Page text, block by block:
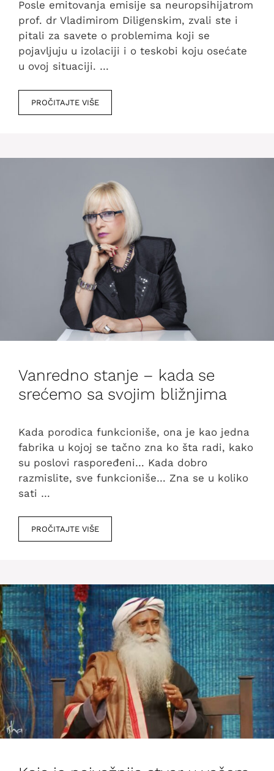
Posle emitovanja emisije sa neuropsihijatrom
prof. dr Vladimirom Diligenskim, zvali ste i
pitali za savete o problemima koji se
pojavljuju u izolaciji i o teskobi koju osećate
u ovoj situaciji. …
PROČITAJTE VIŠE
Vanredno stanje – kada se
srećemo sa svojim bližnjima
Kada porodica funkcioniše, ona je kao jedna
fabrika u kojoj se tačno zna ko šta radi, kako
su poslovi raspoređeni… Kada dobro
razmislite, sve funkcioniše… Zna se u koliko
sati …
PROČITAJTE VIŠE